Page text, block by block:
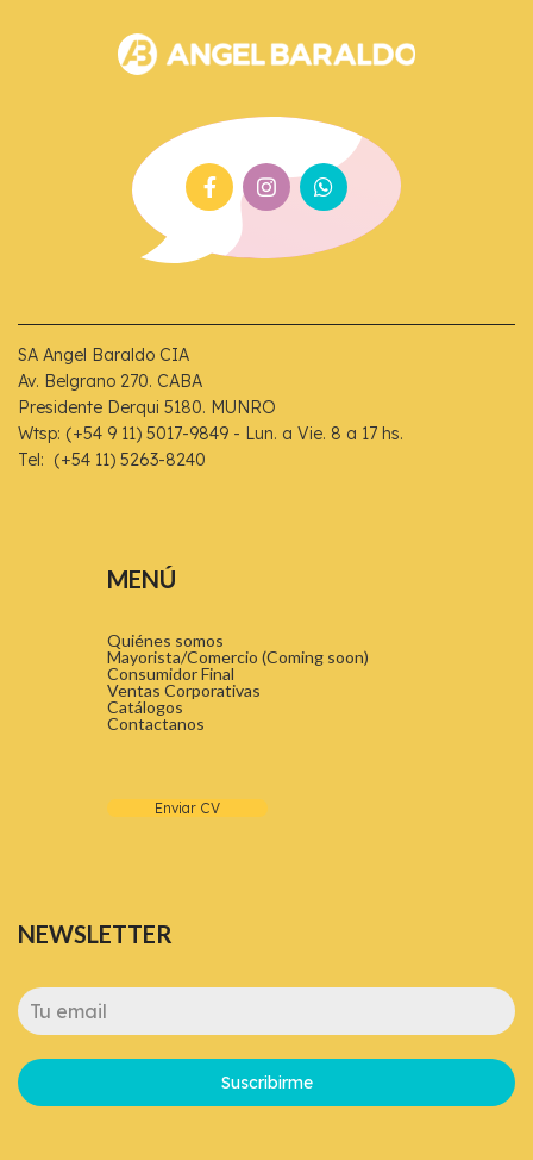
SA Angel Baraldo CIA
Av. Belgrano 270. CABA
Presidente Derqui 5180. MUNRO
Wtsp: (+54 9 11) 5017-9849 - Lun. a Vie. 8 a 17 hs.
Tel: (+54 11) 5263-8240
MENÚ
Quiénes somos
Mayorista/Comercio (Coming soon)
Consumidor Final
Ventas Corporativas
Catálogos
Contactanos
Enviar CV
NEWSLETTER
Suscribirme